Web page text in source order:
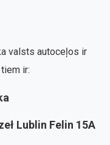
valsts autoceļos ir
ir:
Lublin Felin 15A